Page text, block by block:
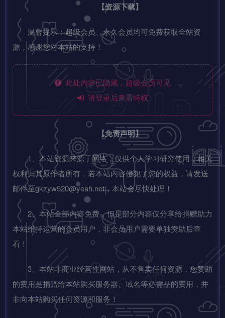
【资源下载】
温馨提示：超级会员、永久会员均可免费获取全站资
源，感谢您对本站的支持！
此处内容已隐藏，超级会员可见
请登录后查看特权
【免责声明】
1、本站资源来源于网络，仅供个人学习研究使用，相关
权利归其原作者所有，若本站内容侵犯了您的权益，请发送
邮件至gkzyw520@yeah.net，本站会尽快处理！
2、本站全部内容免费，但是部分内容仅分享给捐赠助力
本站维持运营的会员用户，非会员用户需要单独赞助后查
看！
3、本站非商业经营性网站，从不售卖任何资源，您赞助
的费用是捐赠给本站购买服务器、域名等必需品的费用，并
非向本站购买任何资源和服务！